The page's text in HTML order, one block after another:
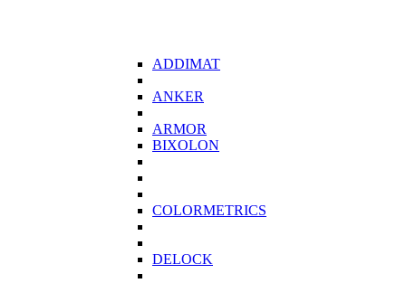
ADDIMAT
ANKER
ARMOR
BIXOLON
COLORMETRICS
DELOCK